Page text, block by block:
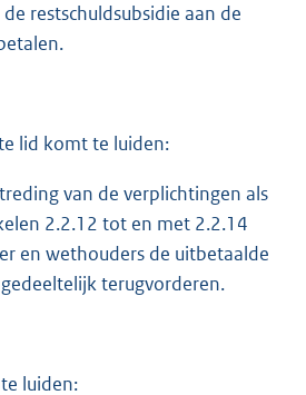
restschuldsubsidie aan de
lid komt te luiden:
van de verplichtingen als
2.2.12 tot en met 2.2.14
en wethouders de uitbetaalde
terugvorderen.
luiden: